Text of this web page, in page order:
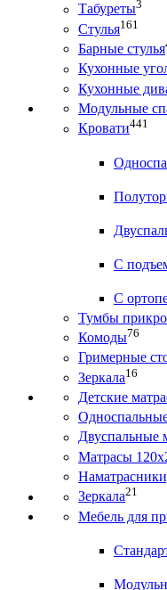
Табуреты3
Стулья161
Барные стулья
Кухонные
Кухонные
Модульные
Кровати441
С
С
Тумбы
Комоды76
Гримерные
Зеркала16
Детские
Двуспальные
Матрасы
Зеркала21
Мебель для